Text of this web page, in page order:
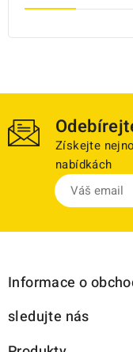
Získejte
nabídkách
Informace o
sledujte nás